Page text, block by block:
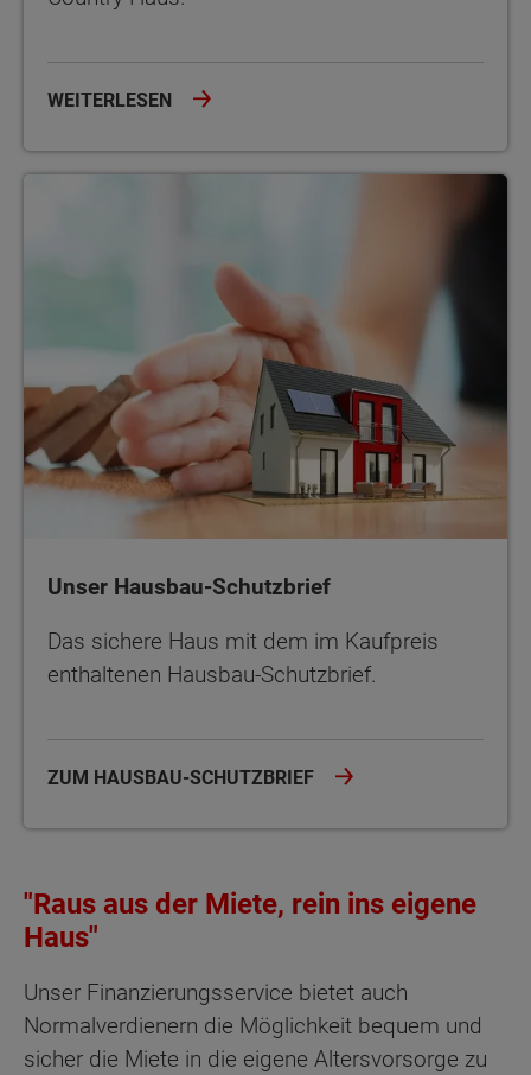
WEITERLESEN
Unser Hausbau-Schutzbrief
Das sichere Haus mit dem im Kaufpreis
enthaltenen Hausbau-Schutzbrief.
ZUM HAUSBAU-SCHUTZBRIEF
"Raus aus der Miete, rein ins eigene
Haus"
Unser Finanzierungsservice bietet auch
Normalverdienern die Möglichkeit bequem und
sicher die Miete in die eigene Altersvorsorge zu